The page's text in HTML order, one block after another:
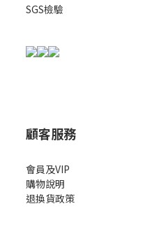
SGS檢驗
顧客服務
會員及VIP
購物說明
退換貨政策